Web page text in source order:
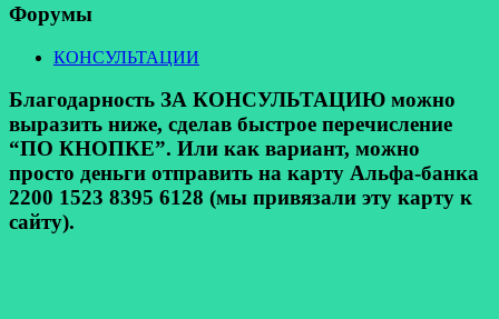
Форумы
КОНСУЛЬТАЦИИ
Благодарность ЗА КОНСУЛЬТАЦИЮ можно
выразить ниже, сделав быстрое перечисление
“ПО КНОПКЕ”. Или как вариант, можно
просто деньги отправить на карту Альфа-банка
2200 1523 8395 6128 (мы привязали эту карту к
сайту).